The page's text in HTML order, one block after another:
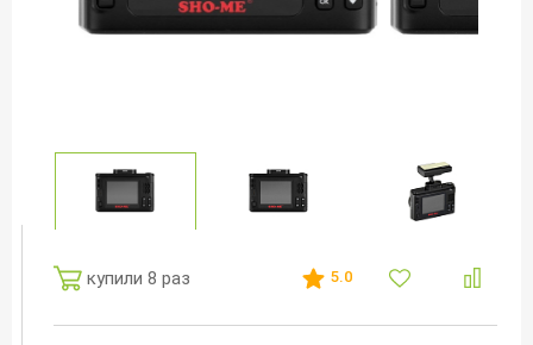
купили 8 раз 5.0